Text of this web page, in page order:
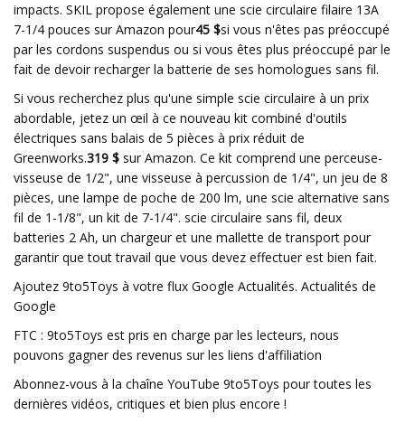
impacts. SKIL propose également une scie circulaire filaire 13A
7-1/4 pouces sur Amazon pour45 $si vous n'êtes pas préoccupé
par les cordons suspendus ou si vous êtes plus préoccupé par le
fait de devoir recharger la batterie de ses homologues sans fil.
Si vous recherchez plus qu'une simple scie circulaire à un prix
abordable, jetez un œil à ce nouveau kit combiné d'outils
électriques sans balais de 5 pièces à prix réduit de
Greenworks.319 $ sur Amazon. Ce kit comprend une perceuse-
visseuse de 1/2", une visseuse à percussion de 1/4", un jeu de 8
pièces, une lampe de poche de 200 lm, une scie alternative sans
fil de 1-1/8", un kit de 7-1/4". scie circulaire sans fil, deux
batteries 2 Ah, un chargeur et une mallette de transport pour
garantir que tout travail que vous devez effectuer est bien fait.
Ajoutez 9to5Toys à votre flux Google Actualités. Actualités de
Google
FTC : 9to5Toys est pris en charge par les lecteurs, nous
pouvons gagner des revenus sur les liens d'affiliation
Abonnez-vous à la chaîne YouTube 9to5Toys pour toutes les
dernières vidéos, critiques et bien plus encore !